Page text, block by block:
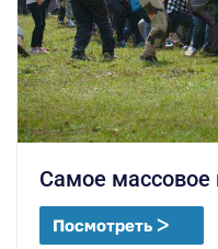
Самое массовое
Посмотреть ᐳ